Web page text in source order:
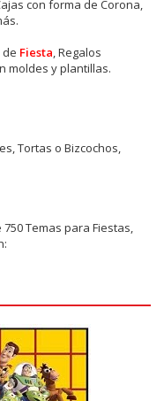
con forma de Corona,
de Fiesta, Regalos
moldes y plantillas.
Tortas o Bizcochos,
Temas para Fiestas,